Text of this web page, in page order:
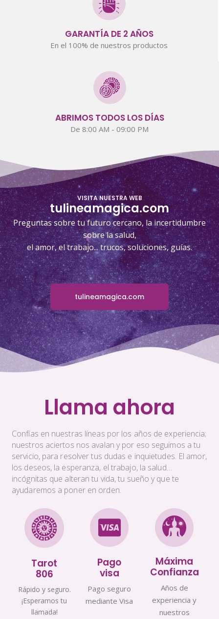
GARANTÍA DE 2 AÑOS
En el 100% de nuestros productos
ABRIMOS TODOS LOS DÍAS
De 8:00 AM - 09:00 PM
VISITA NUESTRA WEB
tulineamagica.com
Preguntas sobre tu futuro cercano, la incertidumbre
sobre la salud,
el amor, el trabajo... trucos, soluciones, guías.
tulineamagica.com
Llama ahora
Confías en nuestras líneas por los años de experiencia;
nuestros aciertos nos avalan y por eso seguimos a tu
servicio, para resolver tus dudas e inquietudes. El amor,
los deseos, la esperanza, el trabajo, la salud…
incógnitas que alteran tu vida, tu sueño y que te
ayudaremos a poner en orden.
Tarot
806
Rápido y seguro.
¡Esperamos tu
llamada!
Pago
visa
Pago seguro
mediante Visa
Máxima
Confianza
Años de
experiencia y
nuestros